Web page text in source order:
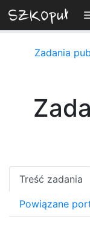
Zadania
Treść zadania
Powiązane